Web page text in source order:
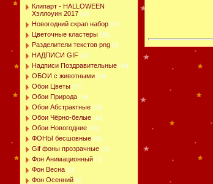
Клипарт - HALLOWEEN
Хэллоуин 2017 [24]
Новогодний скрап набор [30]
Цветочные кластеры [36]
Разделители текстов png [9]
НАДПИСИ GIF [41]
Надписи Поздравительные [40]
ОБОИ с животными [28]
Обои Цветы [27]
Обои Природа [59]
Обои Абстрактные [24]
Обои Чёрно-белые [16]
Обои Новогодние [29]
ФОНЫ бесшовные [41]
Gif фоны прозрачные [21]
Фон Анимационный [1]
Фон Весна [11]
Фон Осенний [4]